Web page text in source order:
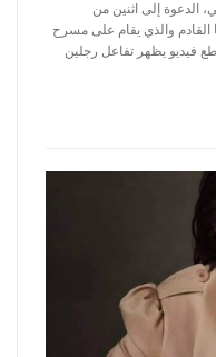
الدعوة إلى اثنين من
القادم والذي يقام على مسرح
فيديو يظهر تفاعل رجلين